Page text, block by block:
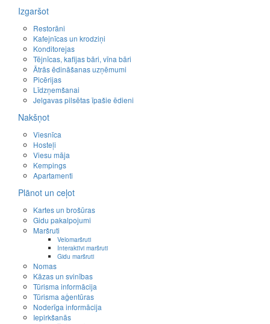
Izgaršot
Restorāni
Kafejnīcas un krodziņi
Konditorejas
Tējnīcas, kafijas bāri, vīna bāri
Ātrās ēdināšanas uzņēmumi
Picērijas
Līdzņemšanai
Jelgavas pilsētas īpašie ēdieni
Nakšņot
Viesnīca
Hosteļi
Viesu māja
Kempings
Apartamenti
Plānot un ceļot
Kartes un brošūras
Gidu pakalpojumi
Maršruti
Velomaršruti
Interaktīvi maršruti
Gidu maršruti
Nomas
Kāzas un svinības
Tūrisma informācija
Tūrisma aģentūras
Noderīga informācija
Iepirkšanās